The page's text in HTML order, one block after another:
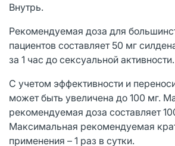
Внутрь.
Рекомендуемая доза для
пациентов составляет 50 мг
за 1 час до сексуальной активности.
С учетом эффективности и
может быть увеличена до 100 мг.
рекомендуемая доза составляет
Максимальная рекомендуемая
применения – 1 раз в сутки.